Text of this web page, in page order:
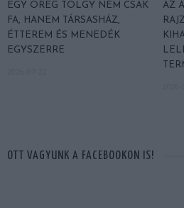
EGY ÖREG TÖLGY NEM CSAK
FA, HANEM TÁRSASHÁZ,
ÉTTEREM ÉS MENEDÉK
EGYSZERRE
AZ
OTT VAGYUNK A FACEBOOKON IS!